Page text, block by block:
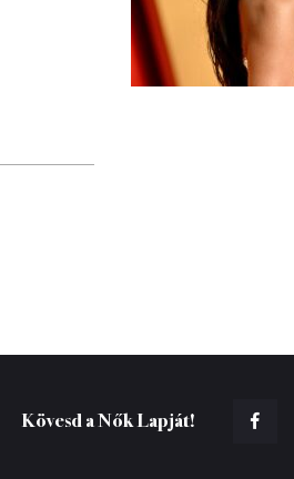
Kövesd a Nők Lapját!